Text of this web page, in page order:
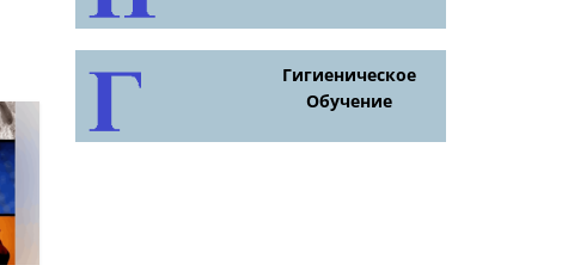
Гигиеническое
Обучение